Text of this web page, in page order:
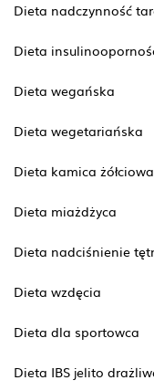
Dieta nadczynność
Dieta
Dieta wegańska
Dieta wegetariańska
Dieta kamica żółciowa
Dieta miażdżyca
Dieta nadciśnienie
Dieta wzdęcia
Dieta dla sportowca
Dieta IBS jelito